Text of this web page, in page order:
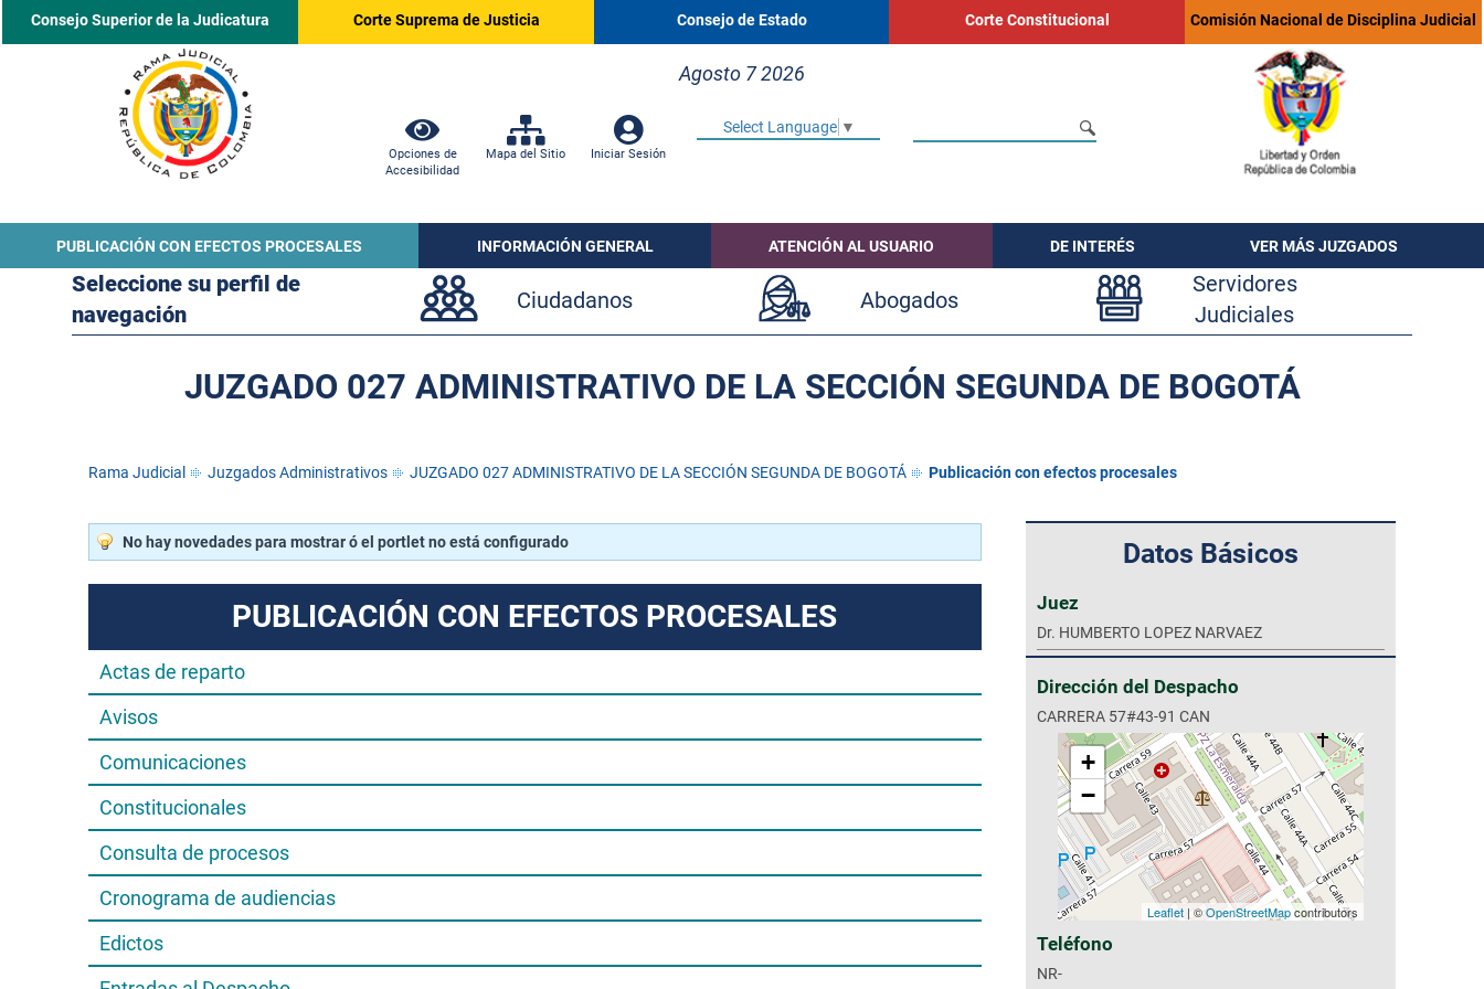
Consejo Superior de la Judicatura Corte Suprema de Justicia Consejo de Estado Corte Constitucional Comisión Nacional de Disciplina Judicial
Agosto 7 2026
Opciones de
Accesibilidad
Mapa del Sitio Iniciar Sesión
Select Language ▼
PUBLICACIÓN CON EFECTOS PROCESALES INFORMACIÓN GENERAL ATENCIÓN AL USUARIO DE INTERÉS VER MÁS JUZGADOS
Seleccione su perfil de
navegación
Ciudadanos Abogados
Servidores
Judiciales
JUZGADO 027 ADMINISTRATIVO DE LA SECCIÓN SEGUNDA DE BOGOTÁ
Rama Judicial Juzgados Administrativos JUZGADO 027 ADMINISTRATIVO DE LA SECCIÓN SEGUNDA DE BOGOTÁ Publicación con efectos procesales
No hay novedades para mostrar ó el portlet no está configurado
PUBLICACIÓN CON EFECTOS PROCESALES
Actas de reparto
Avisos
Comunicaciones
Constitucionales
Consulta de procesos
Cronograma de audiencias
Edictos
Datos Básicos
Juez
Dr. HUMBERTO LOPEZ NARVAEZ
Dirección del Despacho
CARRERA 57#43-91 CAN
+
−
Leaflet | ©OpenStreetMapcontributors
Teléfono
NR-